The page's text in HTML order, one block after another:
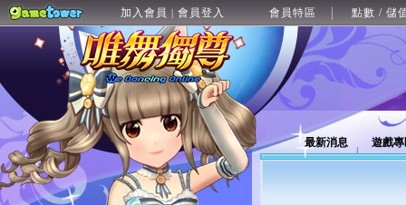
加入會員 | 會員登入 會員特區 點數 / 儲
最新消息 遊戲